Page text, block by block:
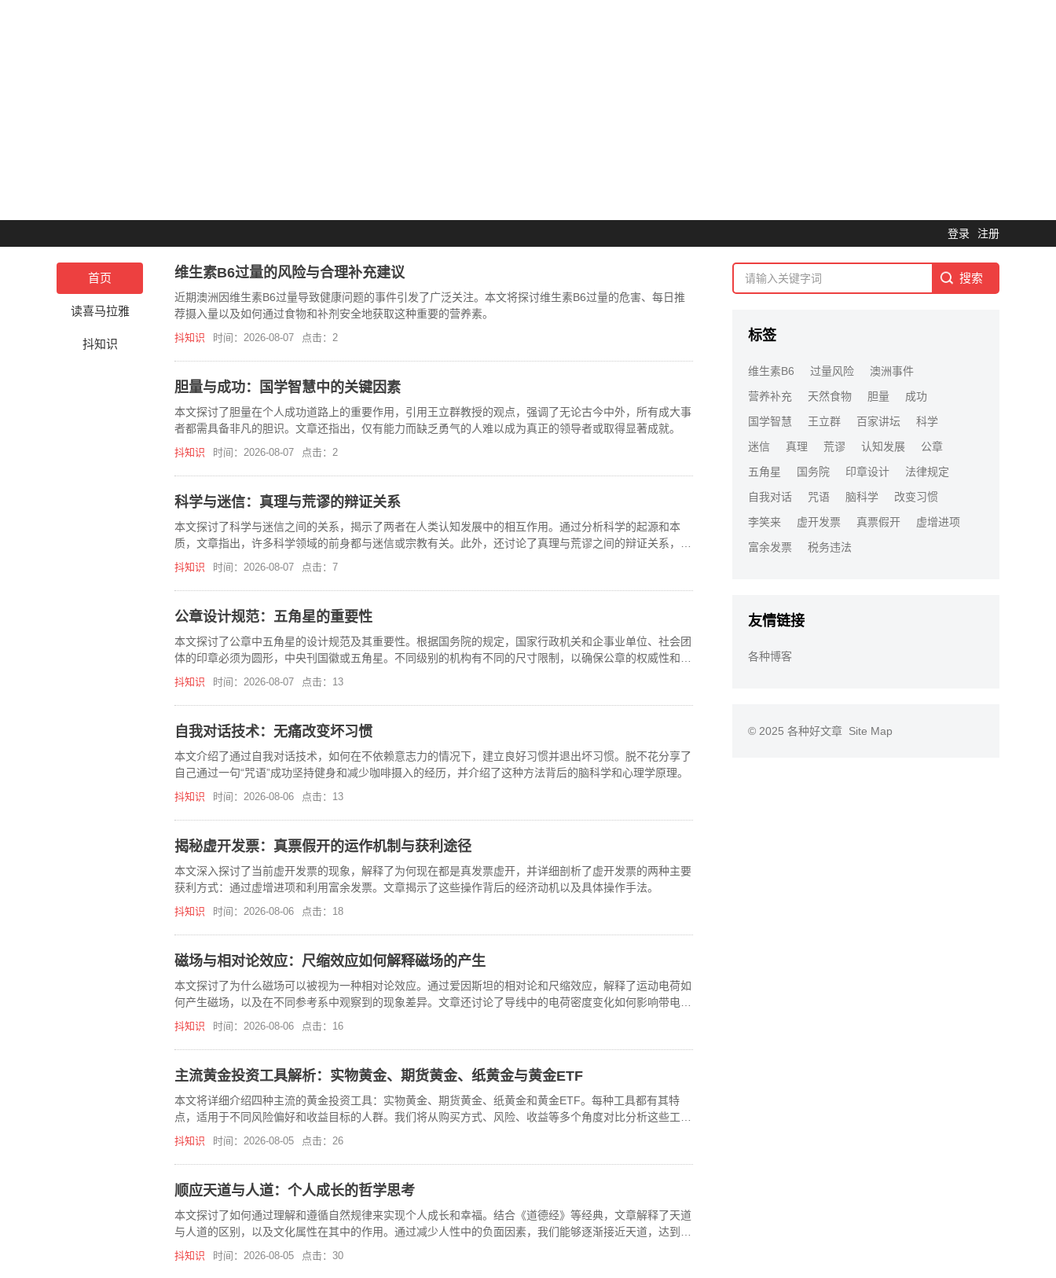
登录 注册
首页
读喜马拉雅
抖知识
维生素B6过量的风险与合理补充建议
近期澳洲因维生素B6过量导致健康问题的事件引发了广泛关注。本文将探讨维生素B6过量的危害、每日推
荐摄入量以及如何通过食物和补剂安全地获取这种重要的营养素。
抖知识 时间：2026-08-07 点击：2
胆量与成功：国学智慧中的关键因素
本文探讨了胆量在个人成功道路上的重要作用，引用王立群教授的观点，强调了无论古今中外，所有成大事
者都需具备非凡的胆识。文章还指出，仅有能力而缺乏勇气的人难以成为真正的领导者或取得显著成就。
抖知识 时间：2026-08-07 点击：2
科学与迷信：真理与荒谬的辩证关系
本文探讨了科学与迷信之间的关系，揭示了两者在人类认知发展中的相互作用。通过分析科学的起源和本
质，文章指出，许多科学领域的前身都与迷信或宗教有关。此外，还讨论了真理与荒谬之间的辩证关系，强
调了对未知事物的探索如何推动科学进步。
抖知识 时间：2026-08-07 点击：7
公章设计规范：五角星的重要性
本文探讨了公章中五角星的设计规范及其重要性。根据国务院的规定，国家行政机关和企事业单位、社会团
体的印章必须为圆形，中央刊国徽或五角星。不同级别的机构有不同的尺寸限制，以确保公章的权威性和唯
一性。
抖知识 时间：2026-08-07 点击：13
自我对话技术：无痛改变坏习惯
本文介绍了通过自我对话技术，如何在不依赖意志力的情况下，建立良好习惯并退出坏习惯。脱不花分享了
自己通过一句“咒语”成功坚持健身和减少咖啡摄入的经历，并介绍了这种方法背后的脑科学和心理学原理。
抖知识 时间：2026-08-06 点击：13
揭秘虚开发票：真票假开的运作机制与获利途径
本文深入探讨了当前虚开发票的现象，解释了为何现在都是真发票虚开，并详细剖析了虚开发票的两种主要
获利方式：通过虚增进项和利用富余发票。文章揭示了这些操作背后的经济动机以及具体操作手法。
抖知识 时间：2026-08-06 点击：18
磁场与相对论效应：尺缩效应如何解释磁场的产生
本文探讨了为什么磁场可以被视为一种相对论效应。通过爱因斯坦的相对论和尺缩效应，解释了运动电荷如
何产生磁场，以及在不同参考系中观察到的现象差异。文章还讨论了导线中的电荷密度变化如何影响带电物
体的行为。
抖知识 时间：2026-08-06 点击：16
主流黄金投资工具解析：实物黄金、期货黄金、纸黄金与黄金ETF
本文将详细介绍四种主流的黄金投资工具：实物黄金、期货黄金、纸黄金和黄金ETF。每种工具都有其特
点，适用于不同风险偏好和收益目标的人群。我们将从购买方式、风险、收益等多个角度对比分析这些工
具，帮助读者选择最适合自己的黄金投资方式。
抖知识 时间：2026-08-05 点击：26
顺应天道与人道：个人成长的哲学思考
本文探讨了如何通过理解和遵循自然规律来实现个人成长和幸福。结合《道德经》等经典，文章解释了天道
与人道的区别，以及文化属性在其中的作用。通过减少人性中的负面因素，我们能够逐渐接近天道，达到更
高的精神境界。
抖知识 时间：2026-08-05 点击：30
标签
维生素B6 过量风险
澳洲事件
营养补充
天然食物 胆量
成功
国学智慧
王立群 百家讲坛
科学
迷信
真理 荒谬 认知发展
公章
五角星
国务院 印章设计
法律规定
自我对话
咒语 脑科学
改变习惯
李笑来
虚开发票 真票假开
虚增进项
富余发票
税务违法
友情链接
各种博客
© 2025 各种好文章 Site Map